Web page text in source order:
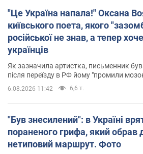
"Це Україна напала!" Оксана
київського поета, якого
російської не знав, а тепер
українців
Як зазначила артистка, письменник
після переїзду в РФ йому "промили
6.08.2026 11:42 6,6 т.
"Був знесилений": в Україні
пораненого грифа, який обрав
нетиповий маршрут. Фото